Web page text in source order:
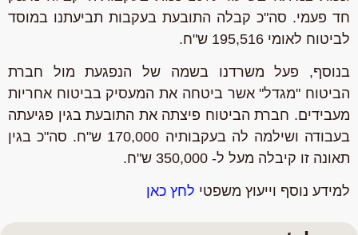
חד פעמי. סה"כ קבלה התובעת בעקבות תביעתנו במוסד
לביטוח לאומי 195,516 ש"ח.
בנוסף, פעל משרדנו בשמה של הנפגעת מול חברת
הביטוח "מגדל" אשר ביטחה את המעסיק בביטוח אחריות
מעבידים. חברת הביטוח פיצתה את התובעת בגין פגיעתה
בעבודה ושילמה לה בעקבותיה 170,000 ש"ח.
סה"כ בגין
תאונה זו קיבלה מעל ל- 350,000 ש"ח.
למידע נוסף וייעוץ משפטי לחץ כאן